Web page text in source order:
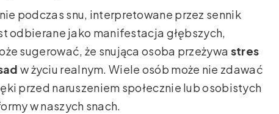
podczas snu, interpretowane przez sennik
odbierane jako manifestacja głębszych,
sugerować, że snująca osoba przeżywa stres
w życiu realnym. Wiele osób może nie zdawać
przed naruszeniem społecznie lub osobistych
w naszych snach.